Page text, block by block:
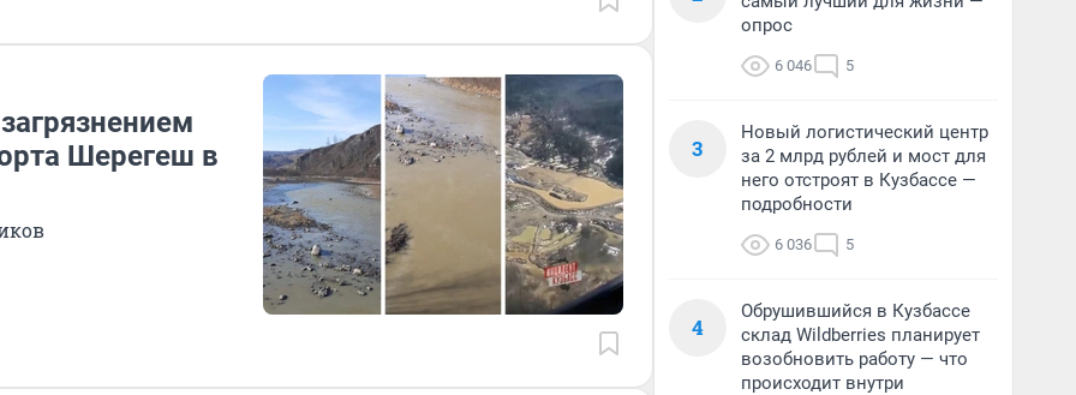
Шерегеш в
опрос
6 046 5
3
Новый логистический центр
за 2 млрд рублей и мост для
него отстроят в Кузбассе —
подробности
6 036 5
4
Обрушившийся в Кузбассе
склад Wildberries планирует
возобновить работу — что
происходит внутри